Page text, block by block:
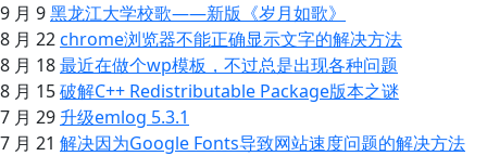
9 月 9黑龙江大学校歌——新版《岁月如歌》
8 月 22chrome浏览器不能正确显示文字的解决方法
8 月 18最近在做个wp模板，不过总是出现各种问题
8 月 15破解C++ Redistributable Package版本之谜
7 月 29 升级emlog 5.3.1
7 月 21 解决因为Google Fonts导致网站速度问题的解决方法